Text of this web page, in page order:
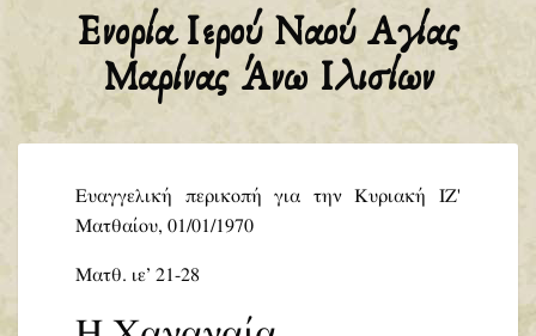
Ενορία Ιερού Ναού Αγίας
Μαρίνας Άνω Ιλισίων
Ευαγγελική περικοπή για την Κυριακή ΙΖ'
Ματθαίου, 01/01/1970
Ματθ. ιε’ 21-28